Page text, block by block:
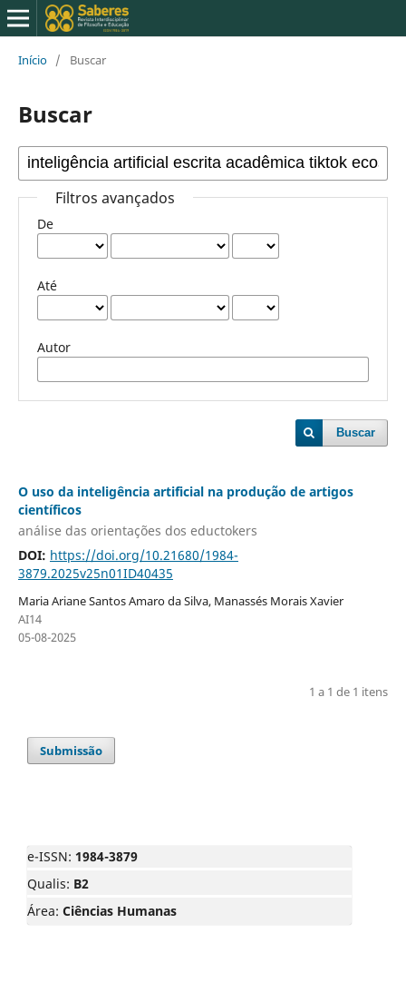
Início / Buscar
Buscar
Filtros avançados
De
Até
Autor
Buscar
O uso da inteligência artificial na produção de artigos
científicos
análise das orientações dos eductokers
DOI: https://doi.org/10.21680/1984-
3879.2025v25n01ID40435
Maria Ariane Santos Amaro da Silva, Manassés Morais Xavier
AI14
05-08-2025
1 a 1 de 1 itens
Submissão
e-ISSN: 1984-3879
Qualis: B2
Área: Ciências Humanas